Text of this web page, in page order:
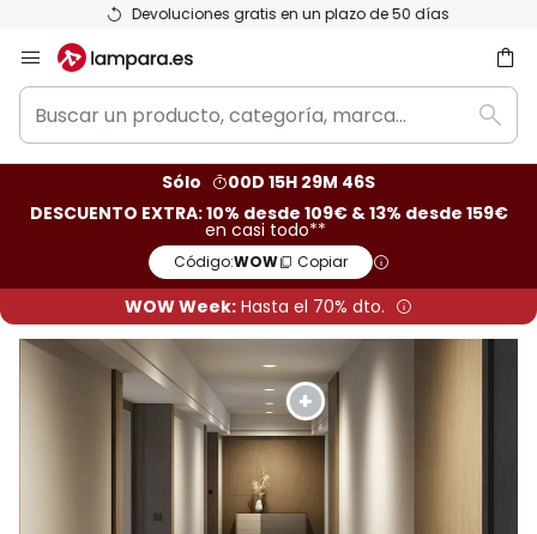
Devoluciones gratis en un plazo de 50 días
al
contenido
Buscar
un
producto,
marca...
Sólo
00D 15H 29M 45S
DESCUENTO EXTRA: 10% desde 109€ & 13% desde 159€
en casi todo**
Código:WOW Copiar
WOW Week: Hasta el 70% dto.